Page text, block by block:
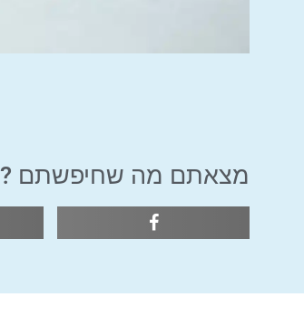
מצאתם מה שחיפשתם ?